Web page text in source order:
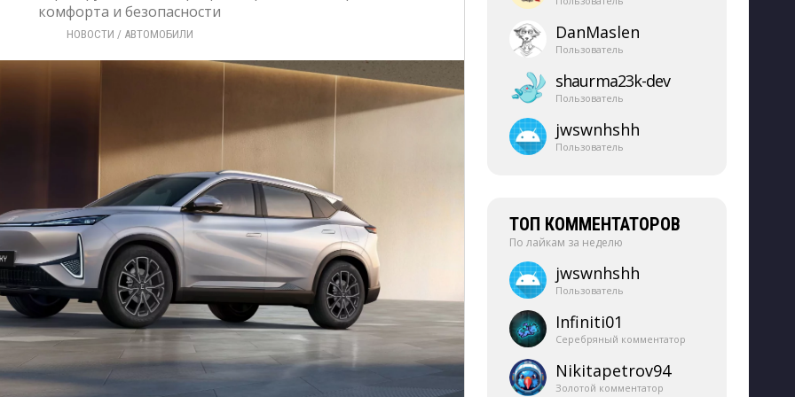
комфорта и безопасности
НОВОСТИ / АВТОМОБИЛИ DanMaslen
Пользователь
shaurma23k-​dev
Пользователь
jwswnhshh
Пользователь
ТОП КОММЕНТАТОРОВ
По лайкам за неделю
jwswnhshh
Пользователь
Infiniti01
Серебряный комментатор
Nikitapetrov94
Золотой комментатор